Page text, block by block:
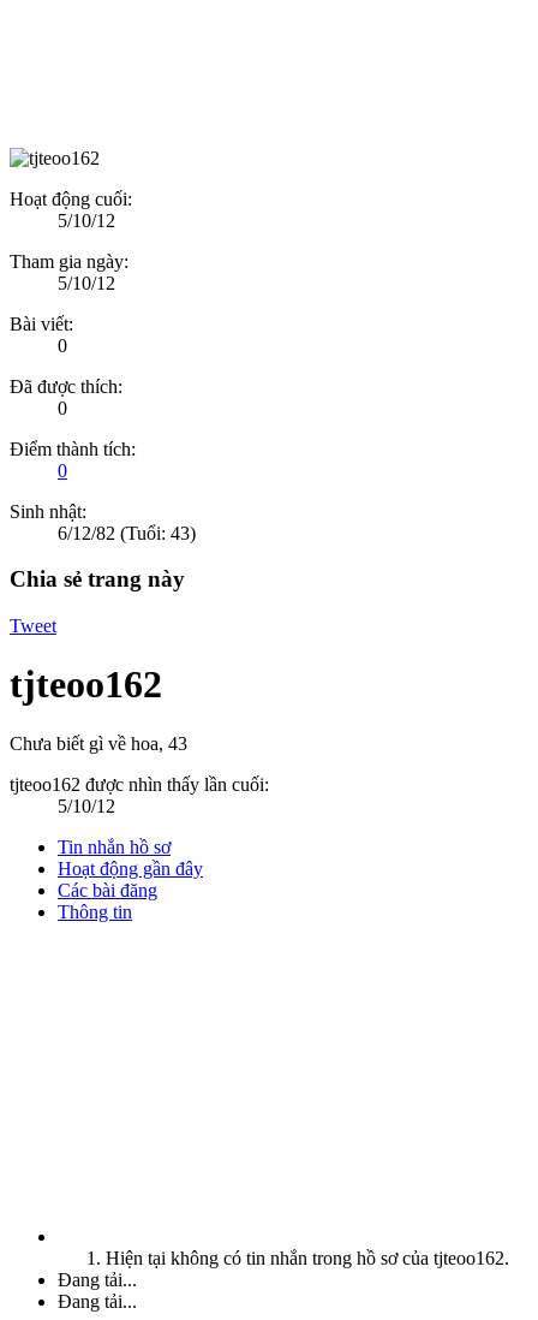
Hoạt động cuối:
5/10/12
Tham gia ngày:
5/10/12
Bài viết:
0
Đã được thích:
0
Điểm thành tích:
0
Sinh nhật:
6/12/82 (Tuổi: 43)
Chia sẻ trang này
Tweet
tjteoo162
Chưa biết gì về hoa, 43
tjteoo162 được nhìn thấy lần cuối:
5/10/12
Tin nhắn hồ sơ
Hoạt động gần đây
Các bài đăng
Thông tin
Hiện tại không có tin nhắn trong hồ sơ của tjteoo162.
Đang tải...
Đang tải...